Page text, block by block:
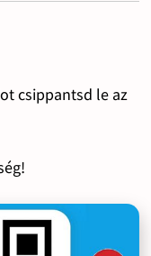
csippantsd le az